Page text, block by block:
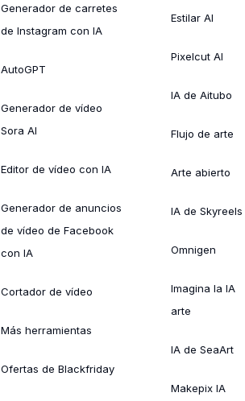
Generador de carretes
de Instagram con IA
AutoGPT
Generador de vídeo
Sora AI
Editor de vídeo con IA
Generador de anuncios
de vídeo de Facebook
con IA
Cortador de vídeo
Más herramientas
Ofertas de Blackfriday
Estilar AI
Pixelcut AI
IA de Aitubo
Flujo de arte
Arte abierto
IA de Skyreels
Omnigen
Imagina la IA
arte
IA de SeaArt
Makepix IA